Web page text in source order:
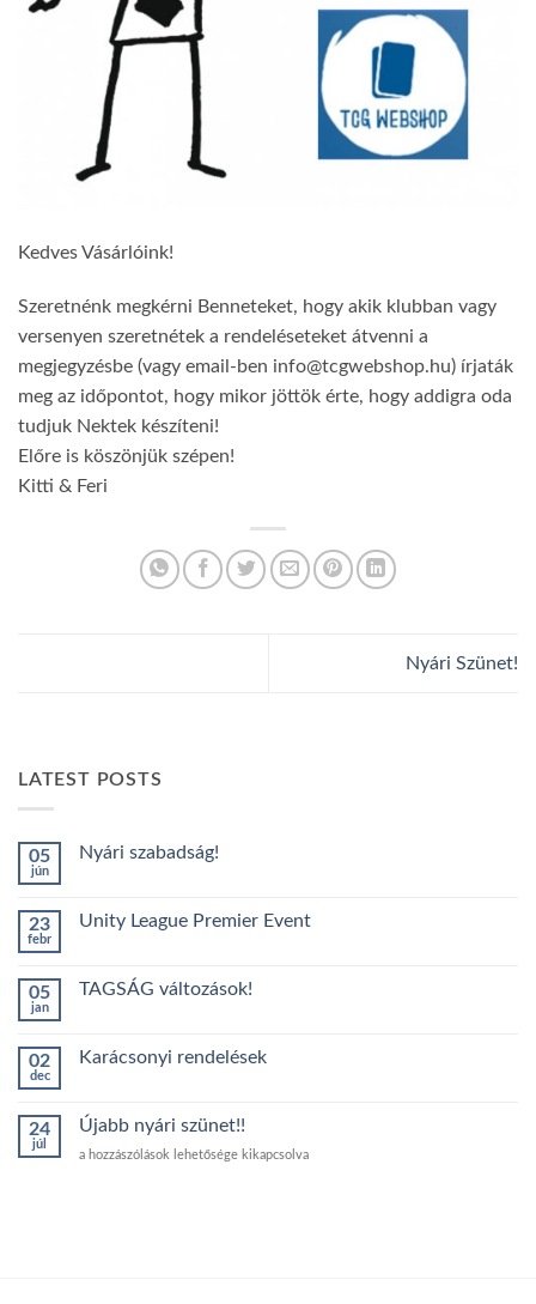
Kedves Vásárlóink!
Szeretnénk megkérni Benneteket, hogy akik klubban vagy
versenyen szeretnétek a rendeléseteket átvenni a
megjegyzésbe (vagy email-ben info@tcgwebshop.hu) írjaták
meg az időpontot, hogy mikor jöttök érte, hogy addigra oda
tudjuk Nektek készíteni!
Előre is köszönjük szépen!
Kitti & Feri
Nyári Szünet!
LATEST POSTS
05
jún
Nyári szabadság!
Nyári
23
febr
Unity League Premier Event
Unity
bejegyzéshez
05
jan
TAGSÁG változások!
TAGSÁG
02
dec
Karácsonyi rendelések
a(z)
Karácsonyi
bejegyzéshez
24
júl
Újabb nyári szünet!!
Újabb
a hozzászólások lehetősége kikapcsolva